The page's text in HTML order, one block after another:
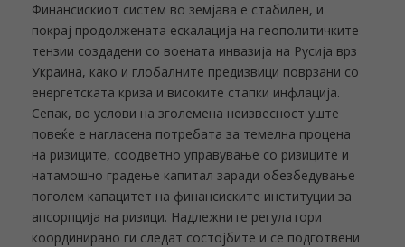
Финансискиот систем во земјава е стабилен, и
покрај продолжената ескалација на геополитичките
тензии создадени со воената инвазија на Русија врз
Украина, како и глобалните предизвици поврзани со
енергетската криза и високите стапки инфлација.
Сепак, во услови на зголемена неизвесност уште
повеќе е нагласена потребата за темелна процена
на ризиците, соодветно управување со ризиците и
натамошно градење капитал заради обезбедување
поголем капацитет на финансиските институции за
апсорпција на ризици. Надлежните регулатори
координирано ги следат состојбите и се подготвени